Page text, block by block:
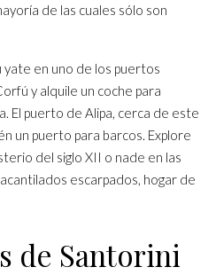
de las cuales sólo son
yate en uno de los puertos
y alquile un coche para
El puerto de Alipa, cerca de este
un puerto para barcos. Explore
del siglo XII o nade en las
escarpados, hogar de
de Santorini